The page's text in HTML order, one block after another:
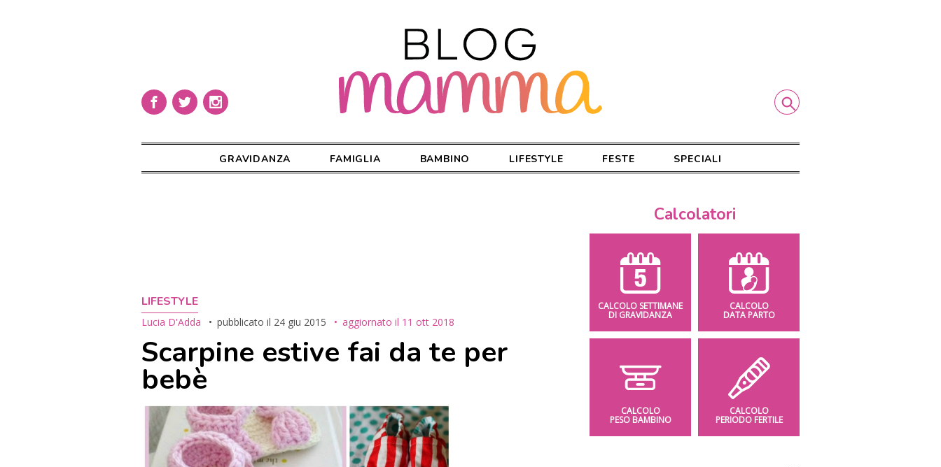
GRAVIDANZA FAMIGLIA BAMBINO LIFESTYLE FESTE SPECIALI
LIFESTYLE
Lucia D'Adda pubblicato il 24 giu 2015 aggiornato il 11 ott 2018
Scarpine estive fai da te per
bebè
Calcolatori
CALCOLO SETTIMANE
DI GRAVIDANZA
CALCOLO
DATA PARTO
CALCOLO
PESO BAMBINO
CALCOLO
PERIODO FERTILE